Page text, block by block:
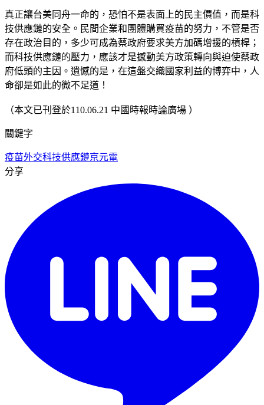
真正讓台美同舟一命的，恐怕不是表面上的民主價值，而是科
技供應鏈的安全。民間企業和團體購買疫苗的努力，不管是否
存在政治目的，多少可成為蔡政府要求美方加碼增援的槓桿；
而科技供應鏈的壓力，應該才是撼動美方政策轉向與迫使蔡政
府低頭的主因。遺憾的是，在這盤交織國家利益的博弈中，人
命卻是如此的微不足道！
（本文已刊登於110.06.21 中國時報時論廣場 ）
關鍵字
疫苗外交科技供應鏈京元電
分享